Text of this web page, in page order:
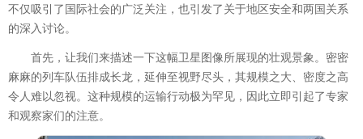
不仅吸引了国际社会的广泛关注，也引发了关于地区安全和两国关系
的深入讨论。
首先，让我们来描述一下这幅卫星图像所展现的壮观景象。密密
麻麻的列车队伍排成长龙，延伸至视野尽头，其规模之大、密度之高
令人难以忽视。这种规模的运输行动极为罕见，因此立即引起了专家
和观察家们的注意。